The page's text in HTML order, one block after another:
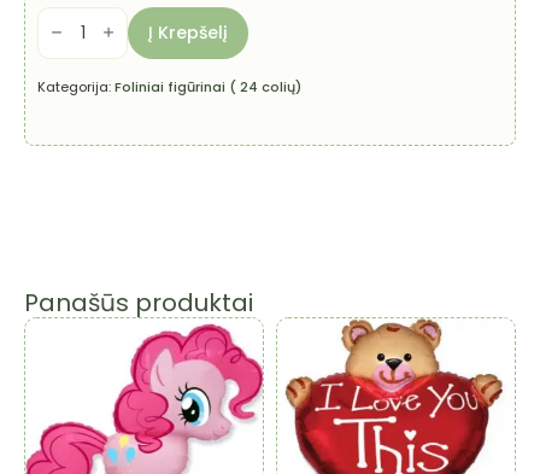
produkto
kiekis:
Helio
balionas
-
Kiaulytė
Į Krepšelį
Kategorija:Foliniai figūrinai ( 24 colių)
Panašūs produktai